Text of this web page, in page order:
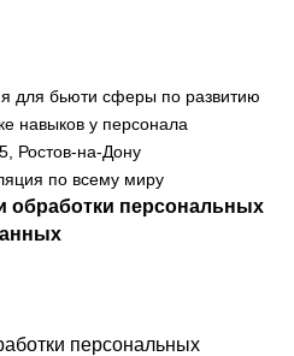
для бьюти сферы по развитию
навыков у персонала
Ростов-на-Дону
по всему миру
обработки персональных
персональных